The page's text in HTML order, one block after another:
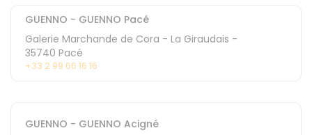
GUENNO - GUENNO Pacé
Galerie Marchande de Cora - La Giraudais -
35740 Pacé
+33 2 99 66 16 16
GUENNO - GUENNO Acigné